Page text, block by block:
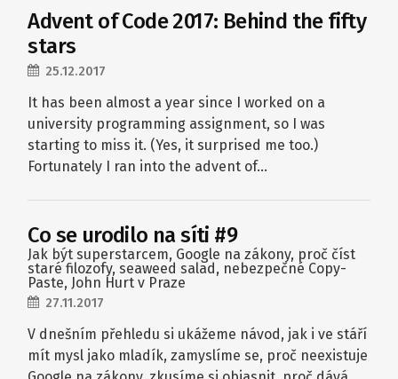
Advent of Code 2017: Behind the fifty
stars
25.12.2017
It has been almost a year since I worked on a
university programming assignment, so I was
starting to miss it. (Yes, it surprised me too.)
Fortunately I ran into the advent of…
Co se urodilo na síti #9
Jak být superstarcem, Google na zákony, proč číst
staré filozofy, seaweed salad, nebezpečné Copy-
Paste, John Hurt v Praze
27.11.2017
V dnešním přehledu si ukážeme návod, jak i ve stáří
mít mysl jako mladík, zamyslíme se, proč neexistuje